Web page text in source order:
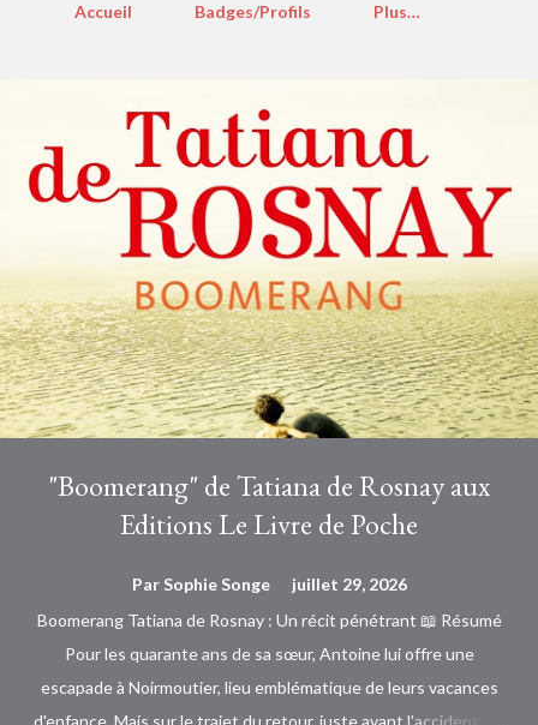
Accueil Badges/Profils Plus…
"Boomerang" de Tatiana de Rosnay aux
Editions Le Livre de Poche
Par Sophie Songe
juillet 29, 2026
Boomerang Tatiana de Rosnay : Un récit pénétrant 📖 Résumé
Pour les quarante ans de sa sœur, Antoine lui offre une
escapade à Noirmoutier, lieu emblématique de leurs vacances
d'enfance. Mais sur le trajet du retour, juste avant l'accident qui